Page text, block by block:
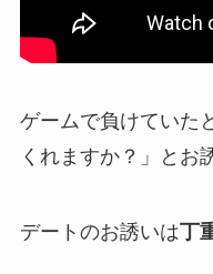
ゲームで負けていた
くれますか？」
とお
デートのお誘いは丁